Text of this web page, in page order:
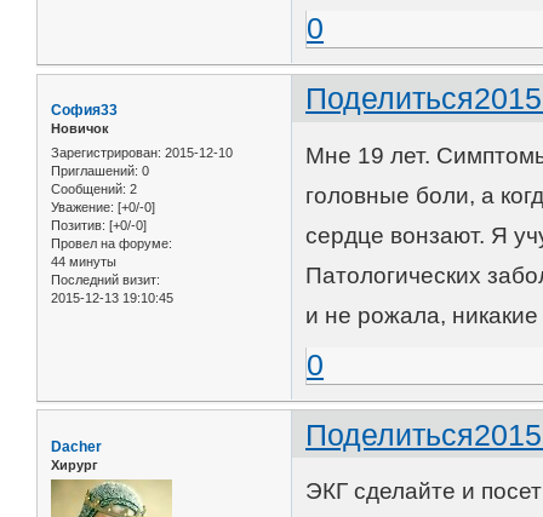
0
Поделиться
София33
Новичок
Зарегистрирован: 2015-12-10
Приглашений: 0
Сообщений: 2
Уважение: [+0/-0]
Позитив: [+0/-0]
Провел на форуме:
44 минуты
Последний визит:
2015-12-13 19:10:45
Мне 19 лет.
головные боли, а
сердце вонзают. Я
Патологических
и не рожала,
0
Поделиться
Dacher
Хирург
ЭКГ сделайте и